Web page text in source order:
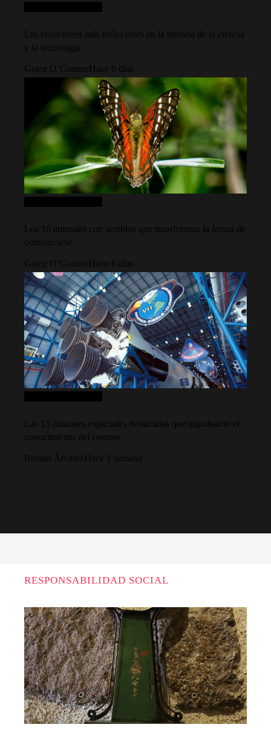
Las ecuaciones más influyentes en la historia de la ciencia
y la tecnología
Grace O’Connor Hace 6 días
Los 10 animales con sentidos que transforman la forma de
comunicarse
Grace O’Connor Hace 6 días
Las 15 misiones espaciales destacadas que impulsaron el
conocimiento del cosmos
Renato ÁlvarezHace 1 semana
RESPONSABILIDAD SOCIAL